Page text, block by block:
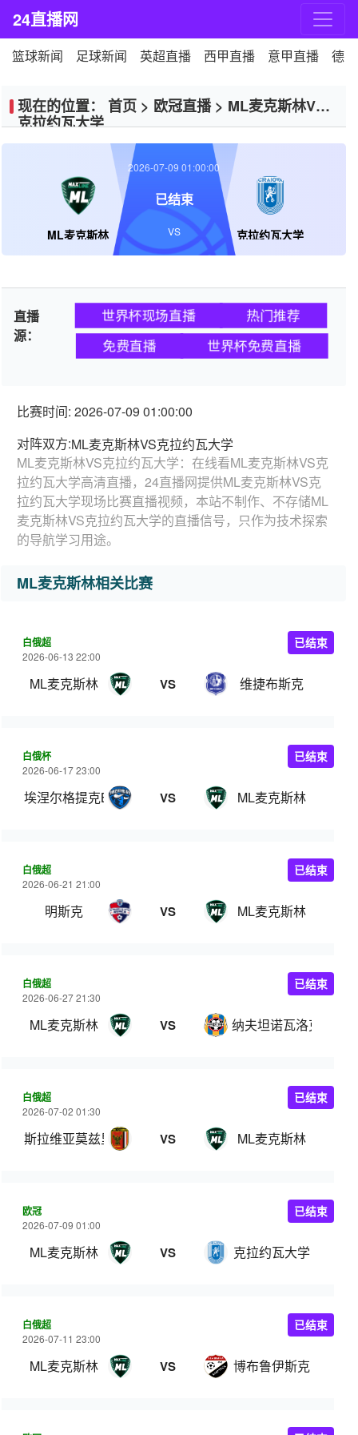
24直播网
篮球新闻 足球新闻 英超直播 西甲直播 意甲直播 德
现在的位置： 首页 > 欧冠直播> ML麦克斯林VS
克拉约瓦大学
ML麦克斯林 克拉约瓦大学
2026-07-09 01:00:00
已结束
VS
直播
源：
世界杯现场直播
热门推荐
免费直播
世界杯免费直播
比赛时间: 2026-07-09 01:00:00
对阵双方:ML麦克斯林VS克拉约瓦大学
ML麦克斯林VS克拉约瓦大学：在线看ML麦克斯林VS克
拉约瓦大学高清直播，24直播网提供ML麦克斯林VS克
拉约瓦大学现场比赛直播视频，本站不制作、不存储ML
麦克斯林VS克拉约瓦大学的直播信号，只作为技术探索
的导航学习用途。
ML麦克斯林相关比赛
白俄超
2026-06-13 22:00
ML麦克斯林 VS 维捷布斯克
已结束
白俄杯
2026-06-17 23:00
埃涅尔格提克BGU VS ML麦克斯林
已结束
白俄超
2026-06-21 21:00
明斯克 VS ML麦克斯林
已结束
白俄超
2026-06-27 21:30
ML麦克斯林 VS 纳夫坦诺瓦洛克
已结束
白俄超
2026-07-02 01:30
斯拉维亚莫兹里 VS ML麦克斯林
已结束
欧冠
2026-07-09 01:00
ML麦克斯林 VS 克拉约瓦大学
已结束
白俄超
2026-07-11 23:00
ML麦克斯林 VS 博布鲁伊斯克
已结束